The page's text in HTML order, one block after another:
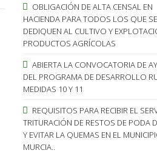
OBLIGACIÓN DE ALTA CENSAL EN
HACIENDA PARA TODOS LOS QUE SE
DEDIQUEN AL CULTIVO Y
PRODUCTOS AGRÍCOLAS
ABIERTA LA CONVOCATORIA DE
DEL PROGRAMA DE DESARROLLO
MEDIDAS 10 Y 11
REQUISITOS PARA RECIBIR EL
TRITURACIÓN DE RESTOS DE PODA
Y EVITAR LA QUEMAS EN EL
MURCIA..